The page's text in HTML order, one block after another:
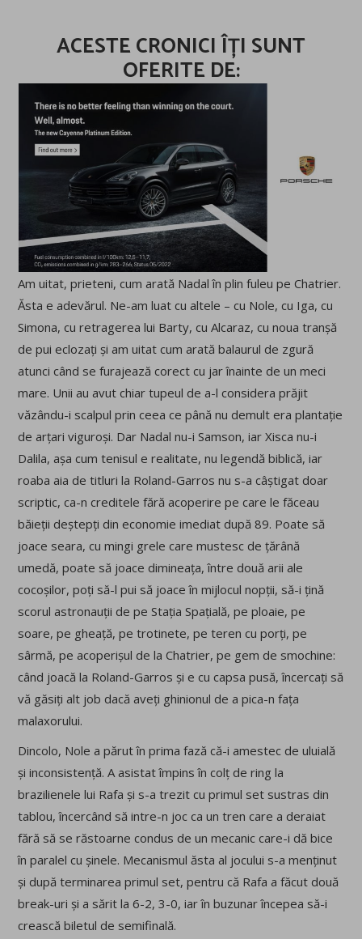
ACESTE CRONICI ÎȚI SUNT
OFERITE DE:
Am uitat, prieteni, cum arată Nadal în plin fuleu pe Chatrier.
Ăsta e adevărul. Ne-am luat cu altele – cu Nole, cu Iga, cu
Simona, cu retragerea lui Barty, cu Alcaraz, cu noua tranșă
de pui eclozați și am uitat cum arată balaurul de zgură
atunci când se furajează corect cu jar înainte de un meci
mare. Unii au avut chiar tupeul de a-l considera prăjit
văzându-i scalpul prin ceea ce până nu demult era plantație
de arțari viguroși. Dar Nadal nu-i Samson, iar Xisca nu-i
Dalila, așa cum tenisul e realitate, nu legendă biblică, iar
roaba aia de titluri la Roland-Garros nu s-a câștigat doar
scriptic, ca-n creditele fără acoperire pe care le făceau
băieții deștepți din economie imediat după 89. Poate să
joace seara, cu mingi grele care mustesc de țărână
umedă, poate să joace dimineața, între două arii ale
cocoșilor, poți să-l pui să joace în mijlocul nopții, să-i țină
scorul astronauții de pe Stația Spațială, pe ploaie, pe
soare, pe gheață, pe trotinete, pe teren cu porți, pe
sârmă, pe acoperișul de la Chatrier, pe gem de smochine:
când joacă la Roland-Garros și e cu capsa pusă, încercați să
vă găsiți alt job dacă aveți ghinionul de a pica-n fața
malaxorului.
Dincolo, Nole a părut în prima fază că-i amestec de uluială
și inconsistență. A asistat împins în colț de ring la
brazilienele lui Rafa și s-a trezit cu primul set sustras din
tablou, încercând să intre-n joc ca un tren care a deraiat
fără să se răstoarne condus de un mecanic care-i dă bice
în paralel cu șinele. Mecanismul ăsta al jocului s-a menținut
și după terminarea primul set, pentru că Rafa a făcut două
break-uri și a sărit la 6-2, 3-0, iar în buzunar începea să-i
crească biletul de semifinală.